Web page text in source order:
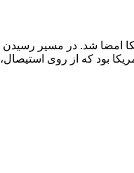
امضا شد. در مسیر
که از روی استیصال، از